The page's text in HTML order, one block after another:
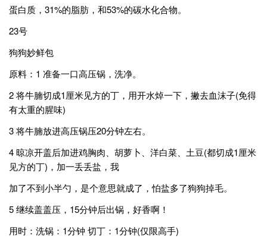
蛋白质，31%的脂肪，和53%的碳水化合物。
23号
狗狗妙鲜包
原料：1 准备一口高压锅，洗净。
2 将牛腩切成1厘米见方的丁，用开水焯一下，撇去血沫子(免得
有太重的腥味)
3 将牛腩放进高压锅压20分钟左右。
4 晾凉开盖后加进鸡胸肉、胡萝卜、洋白菜、土豆(都切成1厘米
见方的丁)，加一丢丢盐，我
加了不到小半勺，是个意思就成了，怕盐多了狗狗掉毛。
5 继续盖盖压，15分钟后出锅，好香啊！
用时：洗锅：1分钟 切丁：1分钟(仅限高手)